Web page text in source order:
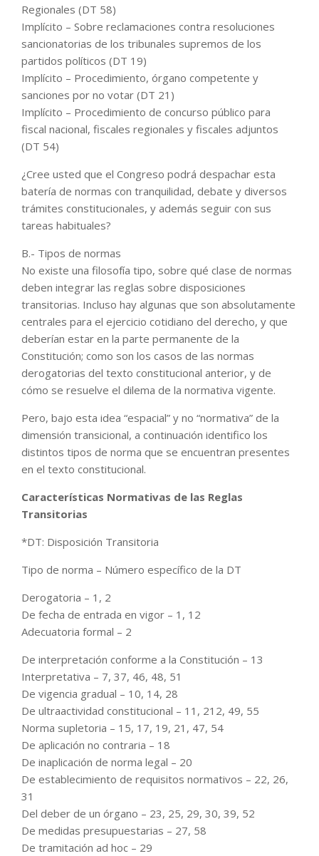
Regionales (DT 58)
Implícito – Sobre reclamaciones contra resoluciones
sancionatorias de los tribunales supremos de los
partidos políticos (DT 19)
Implícito – Procedimiento, órgano competente y
sanciones por no votar (DT 21)
Implícito – Procedimiento de concurso público para
fiscal nacional, fiscales regionales y fiscales adjuntos
(DT 54)
¿Cree usted que el Congreso podrá despachar esta
batería de normas con tranquilidad, debate y diversos
trámites constitucionales, y además seguir con sus
tareas habituales?
B.- Tipos de normas
No existe una filosofía tipo, sobre qué clase de normas
deben integrar las reglas sobre disposiciones
transitorias. Incluso hay algunas que son absolutamente
centrales para el ejercicio cotidiano del derecho, y que
deberían estar en la parte permanente de la
Constitución; como son los casos de las normas
derogatorias del texto constitucional anterior, y de
cómo se resuelve el dilema de la normativa vigente.
Pero, bajo esta idea “espacial” y no “normativa” de la
dimensión transicional, a continuación identifico los
distintos tipos de norma que se encuentran presentes
en el texto constitucional.
Características Normativas de las Reglas
Transitorias
*DT: Disposición Transitoria
Tipo de norma – Número específico de la DT
Derogatoria – 1, 2
De fecha de entrada en vigor – 1, 12
Adecuatoria formal – 2
De interpretación conforme a la Constitución – 13
Interpretativa – 7, 37, 46, 48, 51
De vigencia gradual – 10, 14, 28
De ultraactividad constitucional – 11, 212, 49, 55
Norma supletoria – 15, 17, 19, 21, 47, 54
De aplicación no contraria – 18
De inaplicación de norma legal – 20
De establecimiento de requisitos normativos – 22, 26,
31
Del deber de un órgano – 23, 25, 29, 30, 39, 52
De medidas presupuestarias – 27, 58
De tramitación ad hoc – 29